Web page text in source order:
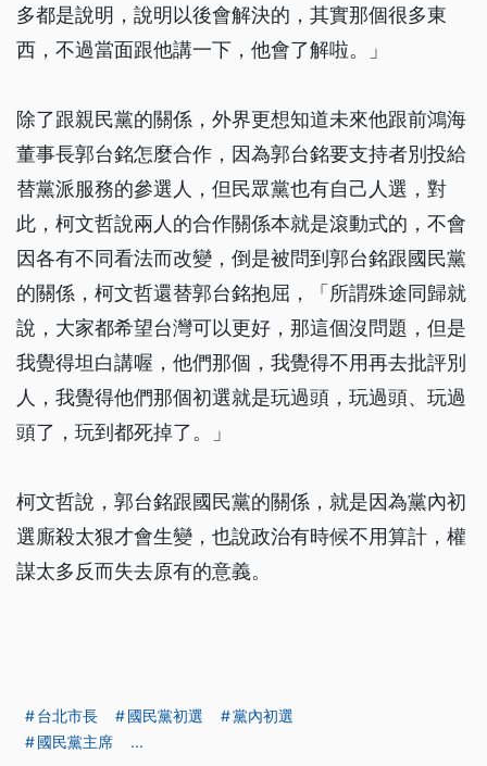
多都是說明，說明以後會解決的，其實那個很多東
西，不過當面跟他講一下，他會了解啦。」
除了跟親民黨的關係，外界更想知道未來他跟前鴻海
董事長郭台銘怎麼合作，因為郭台銘要支持者別投給
替黨派服務的參選人，但民眾黨也有自己人選，對
此，柯文哲說兩人的合作關係本就是滾動式的，不會
因各有不同看法而改變，倒是被問到郭台銘跟國民黨
的關係，柯文哲還替郭台銘抱屈，「所謂殊途同歸就
說，大家都希望台灣可以更好，那這個沒問題，但是
我覺得坦白講喔，他們那個，我覺得不用再去批評別
人，我覺得他們那個初選就是玩過頭，玩過頭、玩過
頭了，玩到都死掉了。」
柯文哲說，郭台銘跟國民黨的關係，就是因為黨內初
選廝殺太狠才會生變，也說政治有時候不用算計，權
謀太多反而失去原有的意義。
台北市長 國民黨初選
黨內初選
國民黨主席
...